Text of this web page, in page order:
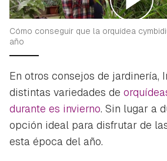
Cómo conseguir que la orquídea
año
En otros consejos de jardinería,
distintas variedades de
durante es invierno. Sin lugar a
opción ideal para disfrutar de
esta época del año.